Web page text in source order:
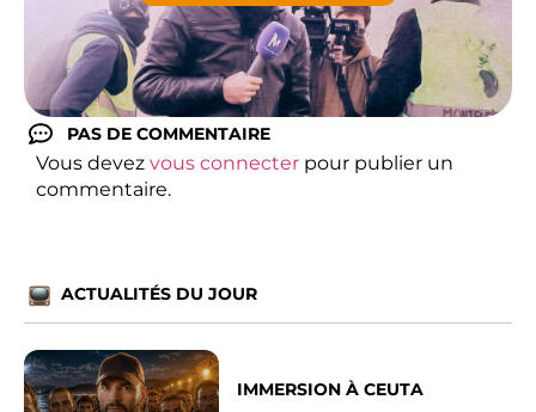
PAS DE COMMENTAIRE
Vous devez vous connecter pour publier un
commentaire.
ACTUALITÉS DU JOUR
IMMERSION À CEUTA